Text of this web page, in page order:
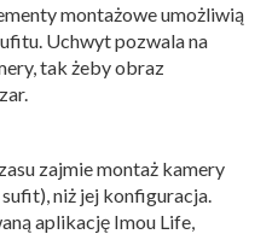
montażowe umożliwią
Uchwyt pozwala na
tak żeby obraz
zajmie montaż kamery
niż jej konfiguracja.
aplikację Imou Life,